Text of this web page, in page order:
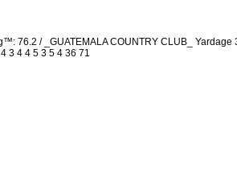
76.2 / _GUATEMALA COUNTRY CLUB_
3 4 4 5 3 5 4 36 71